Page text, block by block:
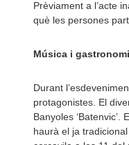
Prèviament a l’acte
què les persones
Música i
Durant
protagonistes. El
Banyoles
haurà el ja tradicional